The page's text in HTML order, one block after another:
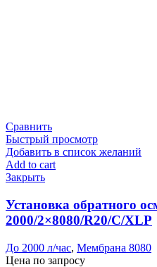
Сравнить
Быстрый просмотр
Добавить в список желаний
Add to cart
Закрыть
Установка обратного
2000/2×8080/R20/C/XLP
До 2000 л/час, Мембрана 8080
Цена по запросу